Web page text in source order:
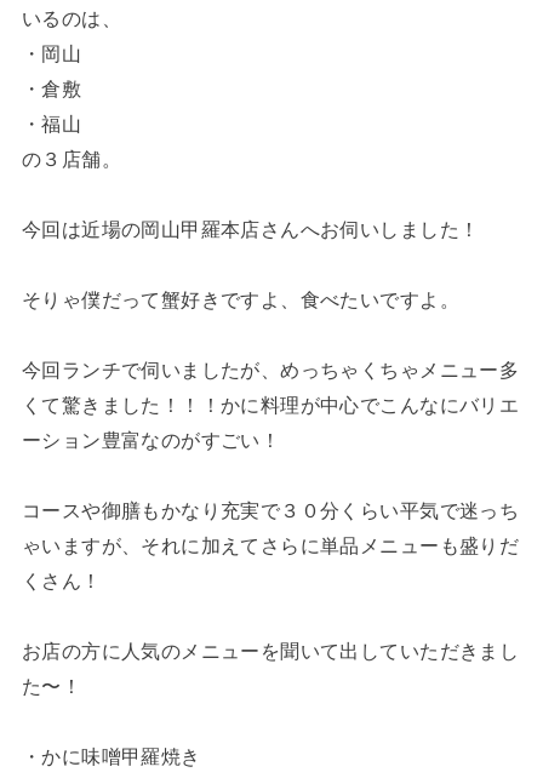
いるのは、
・岡山
・倉敷
・福山
の３店舗。
今回は近場の岡山甲羅本店さんへお伺いしました！
そりゃ僕だって蟹好きですよ、食べたいですよ。
今回ランチで伺いましたが、めっちゃくちゃメニュー多
くて驚きました！！！かに料理が中心でこんなにバリエ
ーション豊富なのがすごい！
コースや御膳もかなり充実で３０分くらい平気で迷っち
ゃいますが、それに加えてさらに単品メニューも盛りだ
くさん！
お店の方に人気のメニューを聞いて出していただきまし
た〜！
・かに味噌甲羅焼き